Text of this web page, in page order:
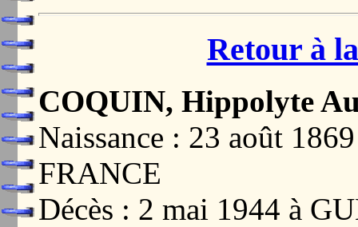
Retour à
COQUIN, Hippolyte
Naissance : 23 août
FRANCE
Décès : 2 mai 1944 à